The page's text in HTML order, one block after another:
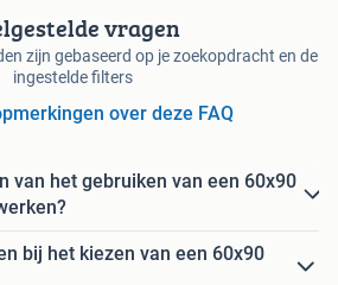
vragen
zijn gebaseerd op je zoekopdracht en de
ingestelde filters
over deze FAQ
van het gebruiken van een 60x90
bij het kiezen van een 60x90